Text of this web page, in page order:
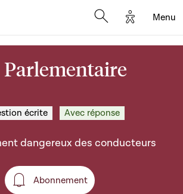
Options
Menu
écrite Avec réponse
dangereux des conducteurs
Abonnement
Abonnement